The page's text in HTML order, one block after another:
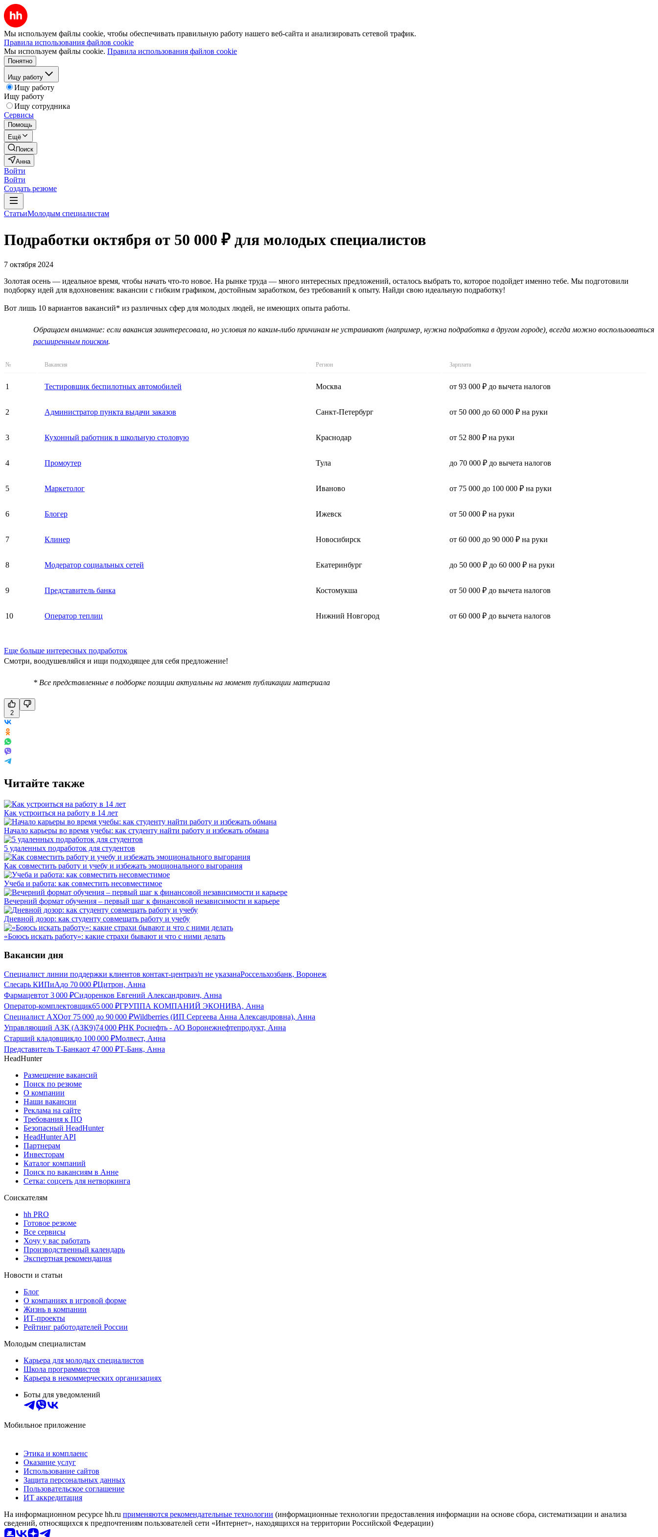
Мы используем файлы cookie, чтобы обеспечивать правильную работу нашего веб-сайта и анализировать сетевой трафик.
Правила использования файлов cookie
Мы используем файлы cookie. Правила использования файлов cookie
Понятно
Ищу работу
Ищу работу
Ищу работу
Ищу сотрудника
Сервисы
Помощь
Ещё
Поиск
Анна
Войти
Войти
Создать резюме
СтатьиМолодым специалистам
Подработки октября от 50 000 ₽ для молодых специалистов
7 октября 2024
Золотая осень — идеальное время, чтобы начать что-то новое. На рынке труда — много интересных предложений, осталось выбрать то, которое подойдет именно тебе. Мы подготовили
подборку идей для вдохновения: вакансии с гибким графиком, достойным заработком, без требований к опыту. Найди свою идеальную подработку!
Вот лишь 10 вариантов вакансий* из различных сфер для молодых людей, не имеющих опыта работы.
Обращаем внимание: если вакансия заинтересовала, но условия по каким-либо причинам не устраивают (например, нужна подработка в другом городе), всегда можно воспользоваться
расширенным поиском.
№ Вакансия Регион Зарплата
1 Тестировщик беспилотных автомобилей Москва от 93 000 ₽ до вычета налогов
2 Администратор пункта выдачи заказов Санкт-Петербург от 50 000 до 60 000 ₽ на руки
3 Кухонный работник в школьную столовую Краснодар от 52 800 ₽ на руки
4 Промоутер Тула до 70 000 ₽ до вычета налогов
5 Маркетолог Иваново от 75 000 до 100 000 ₽ на руки
6 Блогер Ижевск от 50 000 ₽ на руки
7 Клинер Новосибирск от 60 000 до 90 000 ₽ на руки
8 Модератор социальных сетей Екатеринбург до 50 000 ₽ до 60 000 ₽ на руки
9 Представитель банка Костомукша от 50 000 ₽ до вычета налогов
10 Оператор теплиц Нижний Новгород от 60 000 ₽ до вычета налогов
Еще больше интересных подработок
Смотри, воодушевляйся и ищи подходящее для себя предложение!
* Все представленные в подборке позиции актуальны на момент публикации материала
2
Читайте также
Как устроиться на работу в 14 лет
Начало карьеры во время учебы: как студенту найти работу и избежать обмана
5 удаленных подработок для студентов
Как совместить работу и учебу и избежать эмоционального выгорания
Учеба и работа: как совместить несовместимое
Вечерний формат обучения – первый шаг к финансовой независимости и карьере
Дневной дозор: как студенту совмещать работу и учебу
«Боюсь искать работу»: какие страхи бывают и что с ними делать
Вакансии дня
Специалист линии поддержки клиентов контакт-центраз/п не указанаРоссельхозбанк, Воронеж
Слесарь КИПиАдо 70 000 ₽Цитрон, Анна
Фармацевтот 3 000 ₽Сидоренков Евгений Александрович, Анна
Оператор-комплектовщик65 000 ₽ГРУППА КОМПАНИЙ ЭКОНИВА, Анна
Специалист АХОот 75 000 до 90 000 ₽Wildberries (ИП Сергеева Анна Александровна), Анна
Управляющий АЗК (АЗК9)74 000 ₽НК Роснефть - АО Воронежнефтепродукт, Анна
Старший кладовщикдо 100 000 ₽Молвест, Анна
Представитель Т-Банкаот 47 000 ₽Т-Банк, Анна
HeadHunter
Размещение вакансий
Поиск по резюме
О компании
Наши вакансии
Реклама на сайте
Требования к ПО
Безопасный HeadHunter
HeadHunter API
Партнерам
Инвесторам
Каталог компаний
Поиск по вакансиям в Анне
Сетка: соцсеть для нетворкинга
Соискателям
hh PRO
Готовое резюме
Все сервисы
Хочу у вас работать
Производственный календарь
Экспертная рекомендация
Новости и статьи
Блог
О компаниях в игровой форме
Жизнь в компании
ИТ-проекты
Рейтинг работодателей России
Молодым специалистам
Карьера для молодых специалистов
Школа программистов
Карьера в некоммерческих организациях
Боты для уведомлений
Мобильное приложение
Этика и комплаенс
Оказание услуг
Использование сайтов
Защита персональных данных
Пользовательское соглашение
ИТ аккредитация
На информационном ресурсе hh.ru применяются рекомендательные технологии (информационные технологии предоставления информации на основе сбора, систематизации и анализа
сведений, относящихся к предпочтениям пользователей сети «Интернет», находящихся на территории Российской Федерации)